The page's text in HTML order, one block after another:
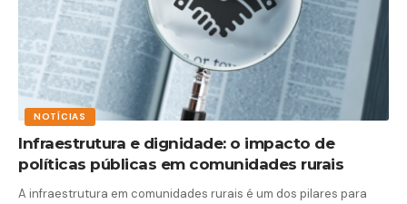
NOTÍCIAS
Infraestrutura e dignidade: o impacto de
políticas públicas em comunidades rurais
A infraestrutura em comunidades rurais é um dos pilares para